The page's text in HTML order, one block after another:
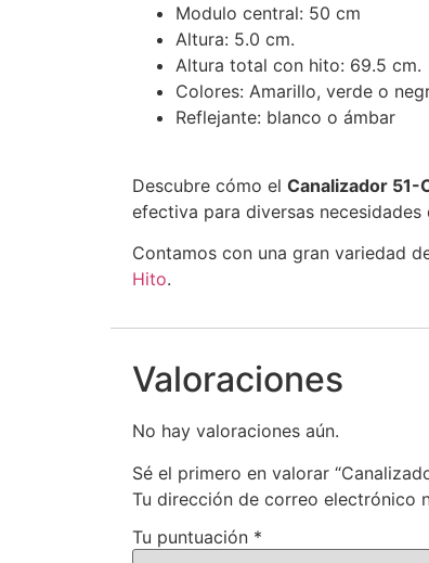
Modulo central: 50 cm
Altura: 5.0 cm.
Altura total con hito: 69.5 cm.
Colores: Amarillo, verde o
Reflejante: blanco o ámbar
Descubre cómo el Canalizador 51-
efectiva para diversas
Contamos con una gran variedad
Hito.
Valoraciones
No hay valoraciones aún.
Sé el primero en valorar
Tu dirección de correo electrónico
Tu puntuación *